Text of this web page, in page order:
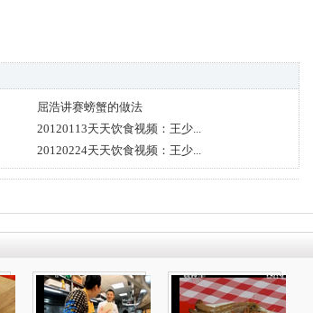
屈浩讲赛螃蟹的做法
20120113天天饮食视频：王少...
20120224天天饮食视频：王少...